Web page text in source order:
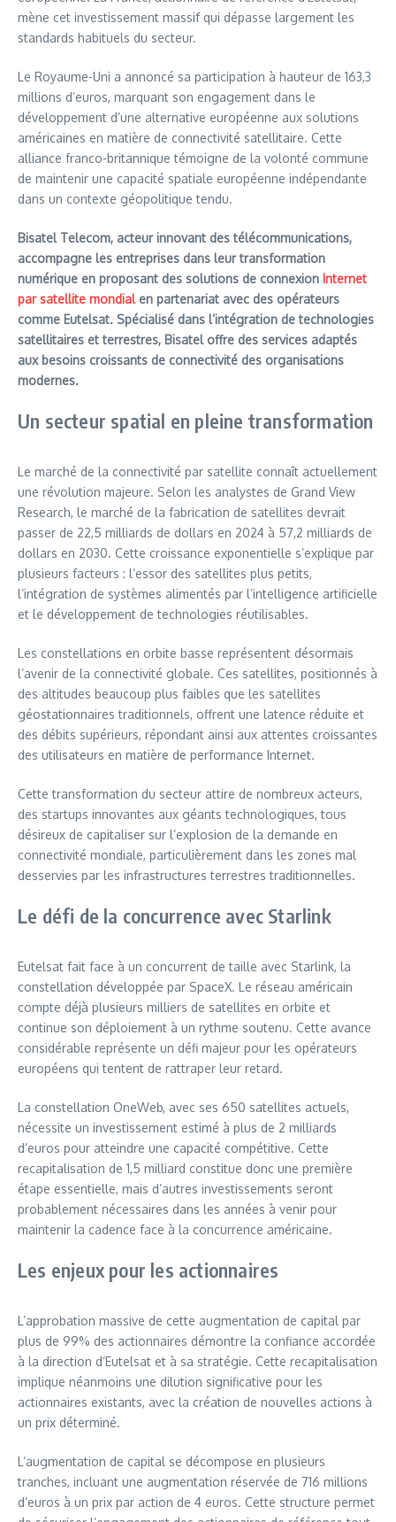
mène cet investissement massif qui dépasse largement les
standards habituels du secteur.
Le Royaume-Uni a annoncé sa participation à hauteur de 163,3
millions d’euros, marquant son engagement dans le
développement d’une alternative européenne aux solutions
américaines en matière de connectivité satellitaire. Cette
alliance franco-britannique témoigne de la volonté commune
de maintenir une capacité spatiale européenne indépendante
dans un contexte géopolitique tendu.
Bisatel Telecom, acteur innovant des télécommunications,
accompagne les entreprises dans leur transformation
numérique en proposant des solutions de connexion Internet
par satellite mondialen partenariat avec des opérateurs
comme Eutelsat. Spécialisé dans l’intégration de technologies
satellitaires et terrestres, Bisatel offre des services adaptés
aux besoins croissants de connectivité des organisations
modernes.
Un secteur spatial en pleine transformation
Le marché de la connectivité par satellite connaît actuellement
une révolution majeure. Selon les analystes de Grand View
Research, le marché de la fabrication de satellites devrait
passer de 22,5 milliards de dollars en 2024 à 57,2 milliards de
dollars en 2030. Cette croissance exponentielle s’explique par
plusieurs facteurs : l’essor des satellites plus petits,
l’intégration de systèmes alimentés par l’intelligence artificielle
et le développement de technologies réutilisables.
Les constellations en orbite basse représentent désormais
l’avenir de la connectivité globale. Ces satellites, positionnés à
des altitudes beaucoup plus faibles que les satellites
géostationnaires traditionnels, offrent une latence réduite et
des débits supérieurs, répondant ainsi aux attentes croissantes
des utilisateurs en matière de performance Internet.
Cette transformation du secteur attire de nombreux acteurs,
des startups innovantes aux géants technologiques, tous
désireux de capitaliser sur l’explosion de la demande en
connectivité mondiale, particulièrement dans les zones mal
desservies par les infrastructures terrestres traditionnelles.
Le défi de la concurrence avec Starlink
Eutelsat fait face à un concurrent de taille avec Starlink, la
constellation développée par SpaceX. Le réseau américain
compte déjà plusieurs milliers de satellites en orbite et
continue son déploiement à un rythme soutenu. Cette avance
considérable représente un défi majeur pour les opérateurs
européens qui tentent de rattraper leur retard.
La constellation OneWeb, avec ses 650 satellites actuels,
nécessite un investissement estimé à plus de 2 milliards
d’euros pour atteindre une capacité compétitive. Cette
recapitalisation de 1,5 milliard constitue donc une première
étape essentielle, mais d’autres investissements seront
probablement nécessaires dans les années à venir pour
maintenir la cadence face à la concurrence américaine.
Les enjeux pour les actionnaires
L’approbation massive de cette augmentation de capital par
plus de 99% des actionnaires démontre la confiance accordée
à la direction d’Eutelsat et à sa stratégie. Cette recapitalisation
implique néanmoins une dilution significative pour les
actionnaires existants, avec la création de nouvelles actions à
un prix déterminé.
L’augmentation de capital se décompose en plusieurs
tranches, incluant une augmentation réservée de 716 millions
d’euros à un prix par action de 4 euros. Cette structure permet